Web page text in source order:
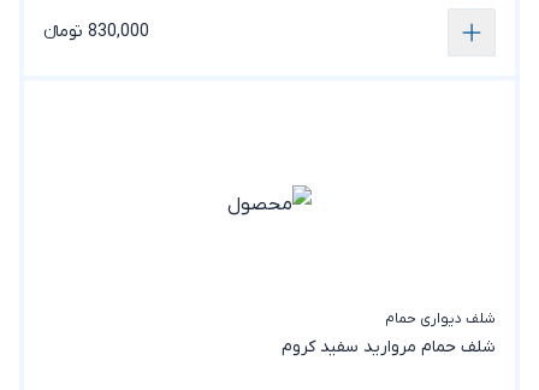
830,000 تومانء
شلف دیواری حمام
شلف حمام مروارید سفید کروم